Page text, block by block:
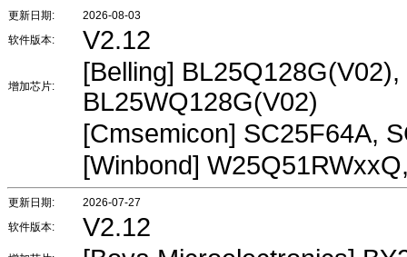
更新日期:
2026-08-03
软件版本:
V2.12
增加芯片:
[Belling]
BL25WQ128G(V02)
[Cmsemicon] SC25F64A,
[Winbond]
更新日期:
2026-07-27
软件版本:
V2.12